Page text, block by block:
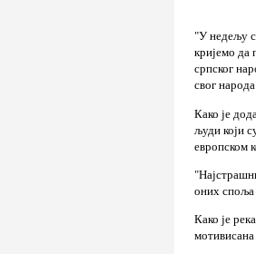
"У недељу
кријемо да
српског
свог
Како је
људи који
европском
оних споља
Како је